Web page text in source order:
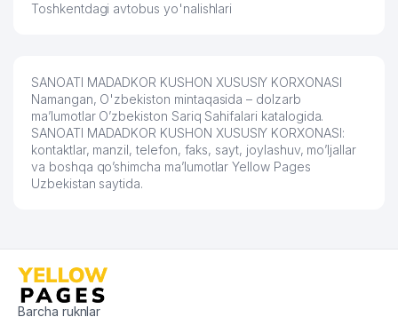
Toshkentdagi avtobus yo'nalishlari
SANOATI MADADKOR KUSHON XUSUSIY KORXONASI
Namangan, O'zbekiston mintaqasida – dolzarb
ma’lumotlar O’zbekiston Sariq Sahifalari katalogida.
SANOATI MADADKOR KUSHON XUSUSIY KORXONASI:
kontaktlar, manzil, telefon, faks, sayt, joylashuv, mo’ljallar
va boshqa qo’shimcha ma’lumotlar Yellow Pages
Uzbekistan saytida.
Barcha ruknlar